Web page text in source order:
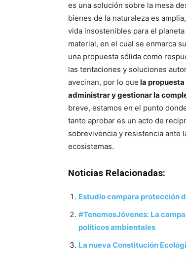
es una solución sobre la mesa
bienes de la naturaleza es
vida insostenibles para el
material, en el cual se enmarca
una propuesta sólida como
las tentaciones y soluciones
avecinan, por lo que la
administrar y gestionar la
breve, estamos en el punto
tanto aprobar es un acto de
sobrevivencia y resistencia ante
ecosistemas.
Noticias Relacionadas:
Estudio compara protección
#TenemosJóvenes: La
políticos ambientales
La nueva Constitución